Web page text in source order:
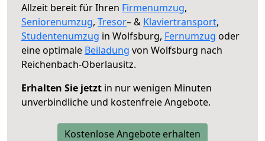
Allzeit bereit für Ihren Firmenumzug,
Seniorenumzug, Tresor– & Klaviertransport,
Studentenumzug in Wolfsburg, Fernumzug oder
eine optimale Beiladung von Wolfsburg nach
Reichenbach-Oberlausitz.
Erhalten Sie jetzt in nur wenigen Minuten
unverbindliche und kostenfreie Angebote.
Kostenlose Angebote erhalten